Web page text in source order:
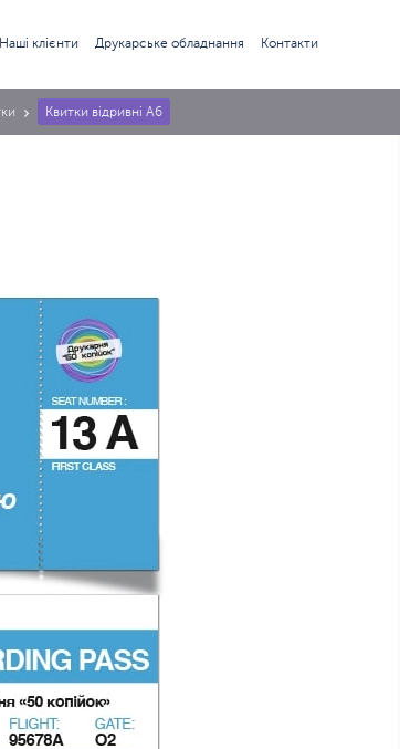
Наші клієнти Друкарське обладнання Контакти
Квитки відривні А6